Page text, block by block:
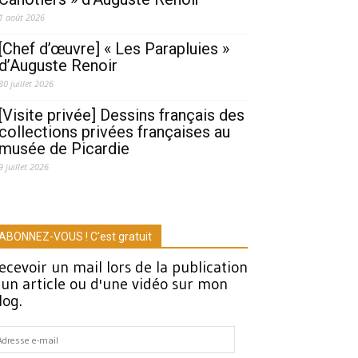
1 août 2026
[Chef d’œuvre] « Les Parapluies »
d’Auguste Renoir
juillet 2026
[Visite privée] Dessins français des
collections privées françaises au
musée de Picardie
juillet 2026
VOUS ! C'est gratuit
un mail lors de la publication
article ou d'une vidéo sur mon